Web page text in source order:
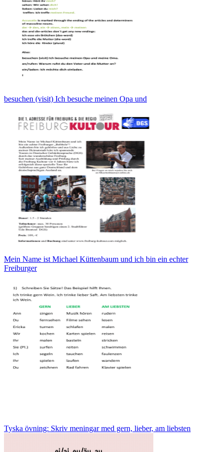
besuchen (visit) Ich besuche meinen Opa und
Mein Name ist Michael Küttenbaum und ich bin ein echter
Freiburger
Tyska övning: Skriv meningar med gern, lieber, am liebsten